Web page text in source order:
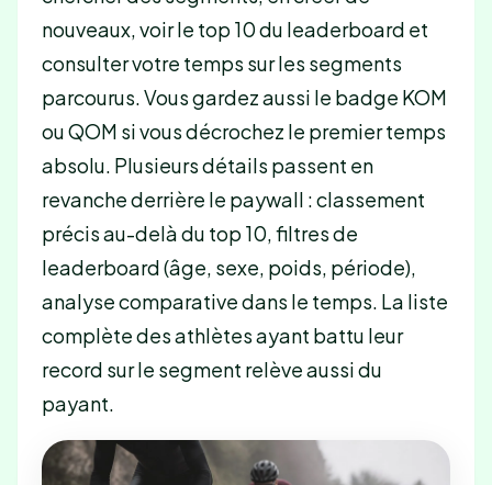
nouveaux, voir le top 10 du leaderboard et
consulter votre temps sur les segments
parcourus. Vous gardez aussi le badge KOM
ou QOM si vous décrochez le premier temps
absolu. Plusieurs détails passent en
revanche derrière le paywall : classement
précis au-delà du top 10, filtres de
leaderboard (âge, sexe, poids, période),
analyse comparative dans le temps. La liste
complète des athlètes ayant battu leur
record sur le segment relève aussi du
payant.